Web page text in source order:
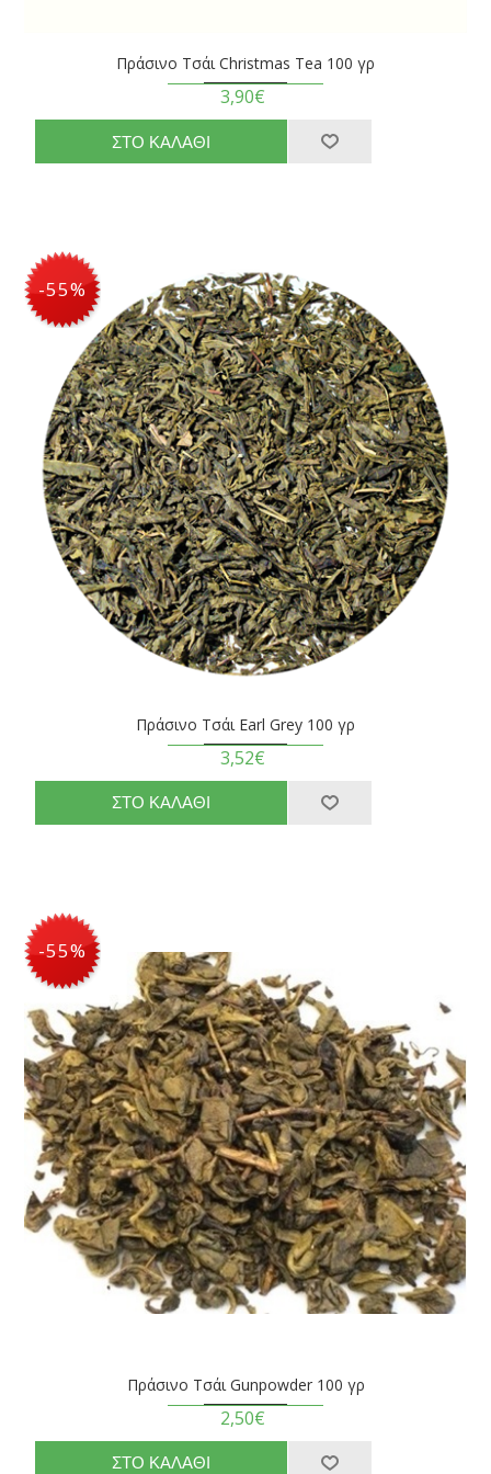
Πράσινο Τσάι Christmas Tea 100 γρ
3,90€
-55%
Πράσινο Τσάι Earl Grey 100 γρ
3,52€
-55%
Πράσινο Τσάι Gunpowder 100 γρ
2,50€